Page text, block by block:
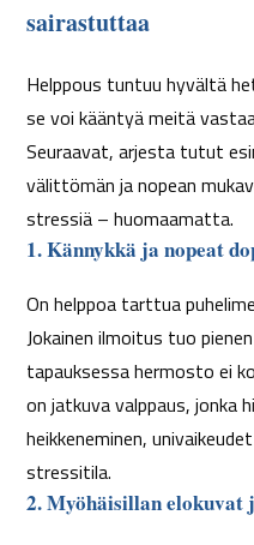
sairastuttaa
Helppous tuntuu hyvältä
se voi kääntyä meitä
Seuraavat, arjesta tutut
välittömän ja nopean
stressiä – huomaamatta.
1. Kännykkä ja nopeat
On helppoa tarttua
Jokainen ilmoitus tuo
tapauksessa hermosto ei
on jatkuva valppaus, jonka
heikkeneminen,
stressitila.
2. Myöhäisillan elokuvat